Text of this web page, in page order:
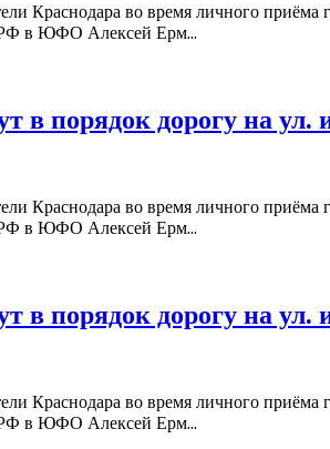
Краснодара во время личного
РФ в ЮФО Алексей Ерм...
в порядок дорогу на
Краснодара во время личного
РФ в ЮФО Алексей Ерм...
в порядок дорогу на
Краснодара во время личного
РФ в ЮФО Алексей Ерм...